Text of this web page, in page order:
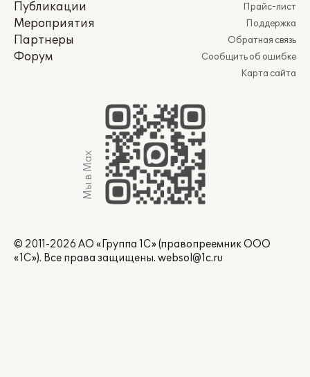
Публикации
Мероприятия
Партнеры
Форум
Прайс-лист
Поддержка
Обратная связь
Сообщить об ошибке
Карта сайта
Мы в Max
© 2011-2026 АО «Группа 1С» (правопреемник ООО
«1С»). Все права защищены. websol@1c.ru